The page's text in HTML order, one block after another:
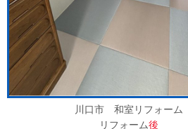
川口市 和室リフォーム
リフォーム後